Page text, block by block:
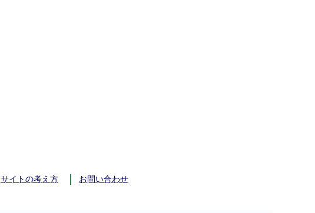
サイトの考え方 お問い合わせ